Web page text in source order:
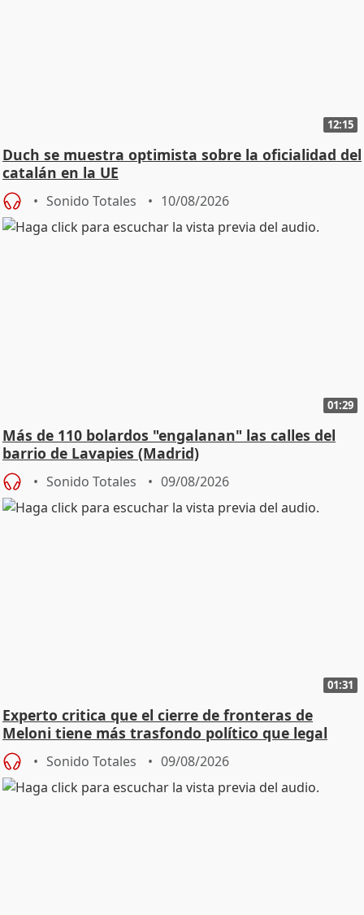
12:15
Duch se muestra optimista sobre la oficialidad del
catalán en la UE
Sonido Totales 10/08/2026
01:29
Más de 110 bolardos "engalanan" las calles del
barrio de Lavapies (Madrid)
Sonido Totales 09/08/2026
01:31
Experto critica que el cierre de fronteras de
Meloni tiene más trasfondo político que legal
Sonido Totales 09/08/2026